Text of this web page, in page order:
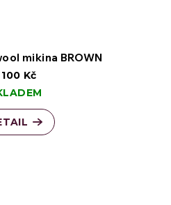
mikina BROWN
100 Kč